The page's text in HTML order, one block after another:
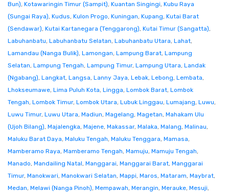
Bun), Kotawaringin Timur (Sampit), Kuantan Singingi, Kubu Raya
(Sungai Raya), Kudus, Kulon Progo, Kuningan, Kupang, Kutai Barat
(Sendawar), Kutai Kartanegara (Tenggarong), Kutai Timur (Sangatta),
Labuhanbatu, Labuhanbatu Selatan, Labuhanbatu Utara, Lahat,
Lamandau (Nanga Bulik), Lamongan, Lampung Barat, Lampung
Selatan, Lampung Tengah, Lampung Timur, Lampung Utara, Landak
(Ngabang), Langkat, Langsa, Lanny Jaya, Lebak, Lebong, Lembata,
Lhokseumawe, Lima Puluh Kota, Lingga, Lombok Barat, Lombok
Tengah, Lombok Timur, Lombok Utara, Lubuk Linggau, Lumajang, Luwu,
Luwu Timur, Luwu Utara, Madiun, Magelang, Magetan, Mahakam Ulu
(Ujoh Bilang), Majalengka, Majene, Makassar, Malaka, Malang, Malinau,
Maluku Barat Daya, Maluku Tengah, Maluku Tenggara, Mamasa,
Mamberamo Raya, Mamberamo Tengah, Mamuju, Mamuju Tengah,
Manado, Mandailing Natal, Manggarai, Manggarai Barat, Manggarai
Timur, Manokwari, Manokwari Selatan, Mappi, Maros, Mataram, Maybrat,
Medan, Melawi (Nanga Pinoh), Mempawah, Merangin, Merauke, Mesuji,